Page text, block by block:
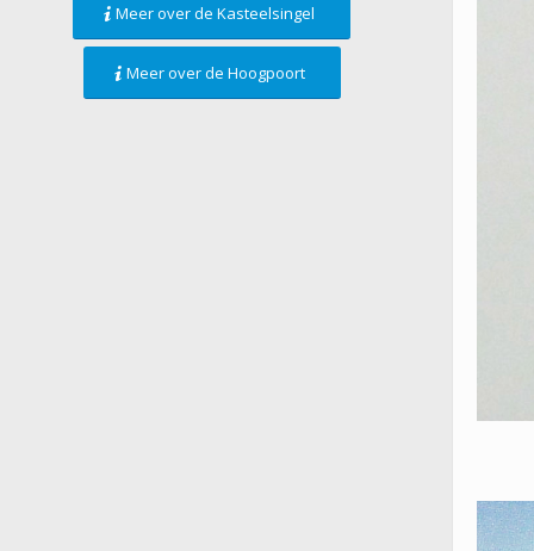
Meer over de Kasteelsingel
Meer over de Hoogpoort